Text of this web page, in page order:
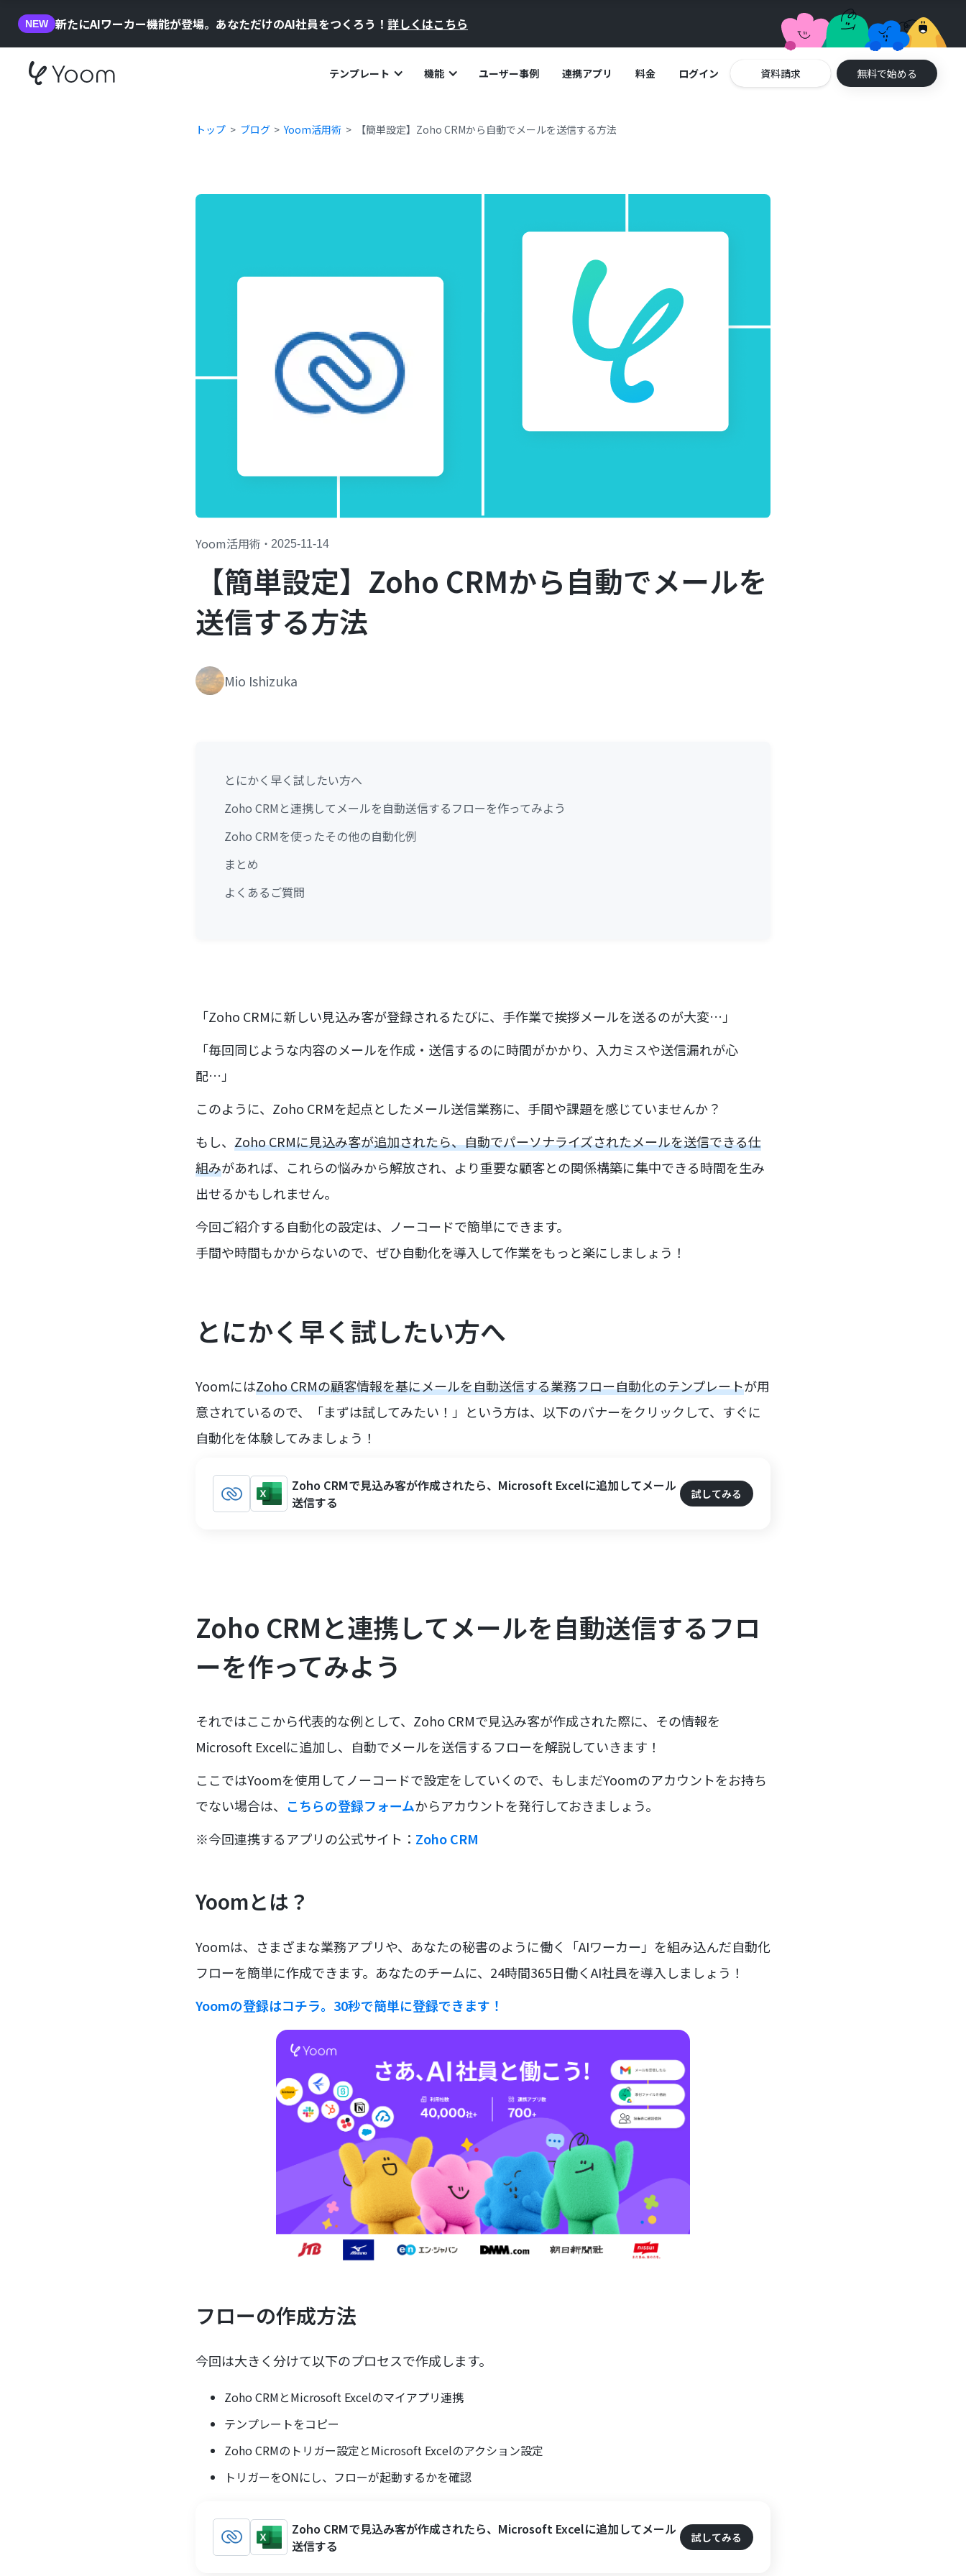
NEW 新たにAIワーカー機能が登場。あなただけのAI社員をつくろう！ 詳しくはこちら
テンプレート 機能 ユーザー事例 連携アプリ 料金 ログイン 資料請求 無料で始める
トップ ブログ Yoom活用術 【簡単設定】Zoho CRMから自動でメールを送信する方法
Yoom活用術 ・ 2025-11-14
【簡単設定】Zoho CRMから自動でメールを
送信する方法
Mio Ishizuka
とにかく早く試したい方へ
Zoho CRMと連携してメールを自動送信するフローを作ってみよう
Zoho CRMを使ったその他の自動化例
まとめ
よくあるご質問
「Zoho CRMに新しい見込み客が登録されるたびに、手作業で挨拶メールを送るのが大変…」
「毎回同じような内容のメールを作成・送信するのに時間がかかり、入力ミスや送信漏れが心
配…」
このように、Zoho CRMを起点としたメール送信業務に、手間や課題を感じていませんか？
もし、 Zoho CRMに見込み客が追加されたら、自動でパーソナライズされたメールを送信できる仕
組みがあれば、これらの悩みから解放され、より重要な顧客との関係構築に集中できる時間を生み
出せるかもしれません。
今回ご紹介する自動化の設定は、ノーコードで簡単にできます。
手間や時間もかからないので、ぜひ自動化を導入して作業をもっと楽にしましょう！
とにかく早く試したい方へ
YoomにはZoho CRMの顧客情報を基にメールを自動送信する業務フロー自動化のテンプレートが用
意されているので、「まずは試してみたい！」という方は、以下のバナーをクリックして、すぐに
自動化を体験してみましょう！
Zoho CRMで見込み客が作成されたら、Microsoft Excelに追加してメール
送信する
試してみる
Zoho CRMと連携してメールを自動送信するフロ
ーを作ってみよう
それではここから代表的な例として、Zoho CRMで見込み客が作成された際に、その情報を
Microsoft Excelに追加し、自動でメールを送信するフローを解説していきます！
ここではYoomを使用してノーコードで設定をしていくので、もしまだYoomのアカウントをお持ち
でない場合は、
こちらの登録フォームからアカウントを発行しておきましょう。
※今回連携するアプリの公式サイト： Zoho CRM
Yoomとは？
Yoomは、さまざまな業務アプリや、あなたの秘書のように働く「AIワーカー」を組み込んだ自動化
フローを簡単に作成できます。あなたのチームに、24時間365日働くAI社員を導入しましょう！
Yoomの登録はコチラ。30秒で簡単に登録できます！
フローの作成方法
今回は大きく分けて以下のプロセスで作成します。
Zoho CRMとMicrosoft Excelのマイアプリ連携
テンプレートをコピー
Zoho CRMのトリガー設定とMicrosoft Excelのアクション設定
トリガーをONにし、フローが起動するかを確認
Zoho CRMで見込み客が作成されたら、Microsoft Excelに追加してメール
送信する
試してみる